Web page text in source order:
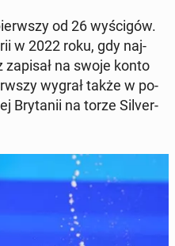
od 26 wy­ści­gów.
w 2022 roku, gdy naj­
zapisał na swoje konto
wygrał także w po­
Bry­ta­nii na torze Si­lver­